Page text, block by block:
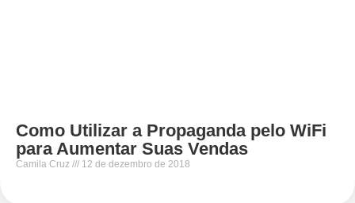
Como Utilizar a Propaganda pelo WiFi
para Aumentar Suas Vendas
Camila Cruz 12 de dezembro de 2018